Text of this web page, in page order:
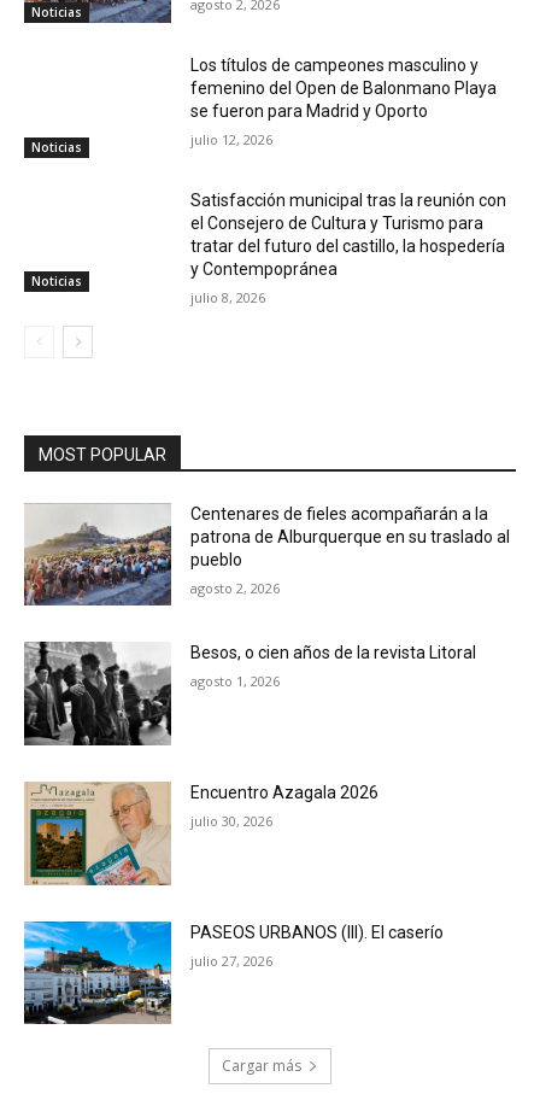
Noticias agosto 2, 2026
Noticias
Los títulos de campeones masculino y
femenino del Open de Balonmano Playa
se fueron para Madrid y Oporto
julio 12, 2026
Noticias
Satisfacción municipal tras la reunión con
el Consejero de Cultura y Turismo para
tratar del futuro del castillo, la hospedería
y Contempopránea
julio 8, 2026
MOST POPULAR
Centenares de fieles acompañarán a la
patrona de Alburquerque en su traslado al
pueblo
agosto 2, 2026
Besos, o cien años de la revista Litoral
agosto 1, 2026
Encuentro Azagala 2026
julio 30, 2026
PASEOS URBANOS (III). El caserío
julio 27, 2026
Cargar más